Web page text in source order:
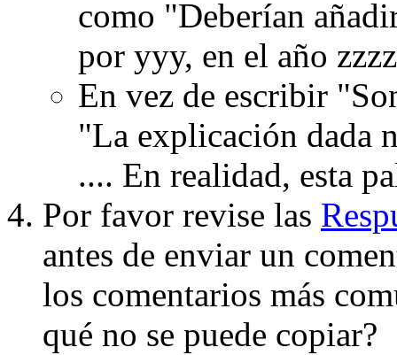
como "Deberían
por yyy, en el año
En vez de escribir
"La explicación dada
.... En realidad, esta
Por favor revise las
antes de enviar un
los comentarios más
qué no se puede copiar?